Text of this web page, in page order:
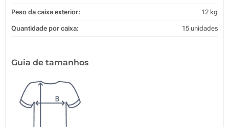
Peso da caixa exterior: 12 kg
Quantidade por caixa: 15 unidades
Guia de tamanhos